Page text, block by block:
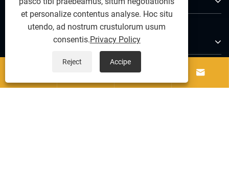
Products
Nobis loquere
 
et personalize contentus analyse. Hoc situ
utendo, ad nostrum crustulorum usum
consentis.Privacy Policy
Reject Accipe